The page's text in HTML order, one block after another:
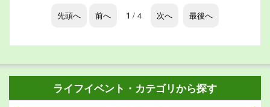
先頭へ 前へ 1 / 4 次へ 最後へ
ライフイベント・カテゴリから探す